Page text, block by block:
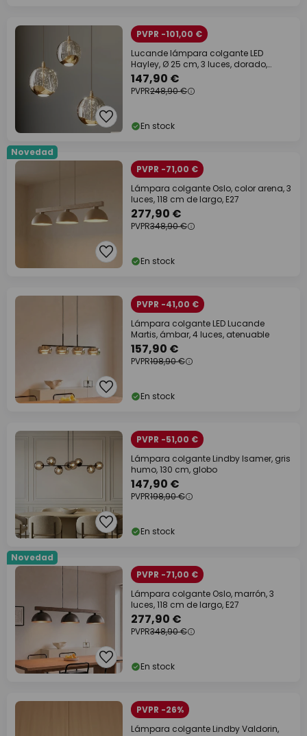
PVPR -101,00 €
Lucande lámpara colgante LED
Hayley, Ø 25 cm, 3 luces, dorado,
cristal
147,90 €
PVPR248,90 €
En stock
Novedad
PVPR -71,00 €
Lámpara colgante Oslo, color arena, 3
luces, 118 cm de largo, E27
277,90 €
PVPR348,90 €
En stock
PVPR -41,00 €
Lámpara colgante LED Lucande
Martis, ámbar, 4 luces, atenuable
157,90 €
PVPR198,90 €
En stock
PVPR -51,00 €
Lámpara colgante Lindby Isamer, gris
humo, 130 cm, globo
147,90 €
PVPR198,90 €
En stock
Novedad
PVPR -71,00 €
Lámpara colgante Oslo, marrón, 3
luces, 118 cm de largo, E27
277,90 €
PVPR348,90 €
En stock
PVPR -26%
Lámpara colgante Lindby Valdorin,